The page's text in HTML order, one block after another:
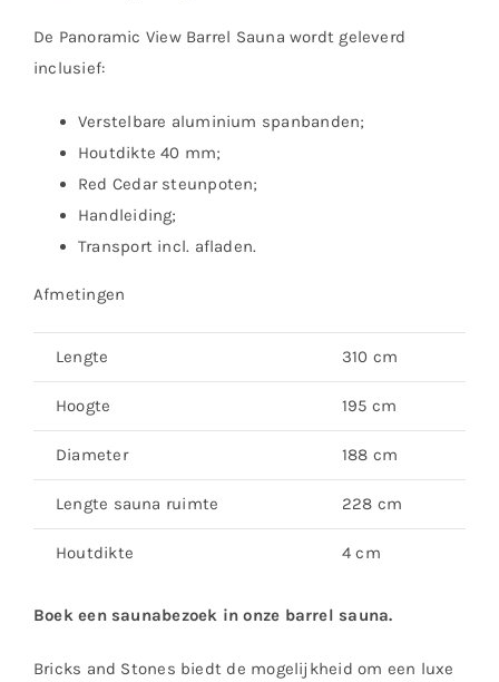
De Panoramic View Barrel Sauna wordt geleverd
inclusief:
Verstelbare aluminium spanbanden;
Houtdikte 40 mm;
Red Cedar steunpoten;
Handleiding;
Transport incl. afladen.
Afmetingen
Lengte 310 cm
Hoogte 195 cm
Diameter 188 cm
Lengte sauna ruimte 228 cm
Houtdikte 4 cm
Boek een saunabezoek in onze barrel sauna.
Bricks and Stones biedt de mogelijkheid om een luxe